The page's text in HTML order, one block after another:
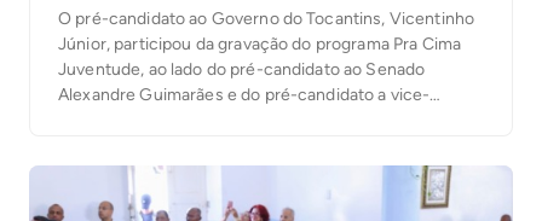
O pré-candidato ao Governo do Tocantins, Vicentinho
Júnior, participou da gravação do programa Pra Cima
Juventude, ao lado do pré-candidato ao Senado
Alexandre Guimarães e do pré-candidato a vice-
diversas instituições de ensino superior em um
formato inovador, marcado pelo diálogo direto […]